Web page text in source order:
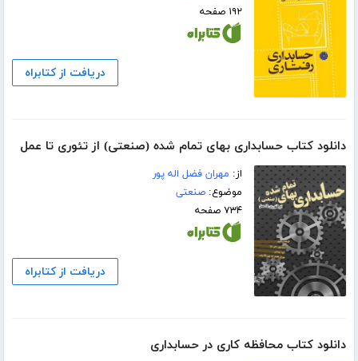
۱۹۲ صفحه
دریافت از کتابراه
دانلود کتاب حسابداری بهای تمام شده (صنعتی) از تئوری تا عمل
از: مهران فضل اله پور
موضوع:صنعتی
۷۳۴ صفحه
دریافت از کتابراه
دانلود کتاب محافظه کاری در حسابداری